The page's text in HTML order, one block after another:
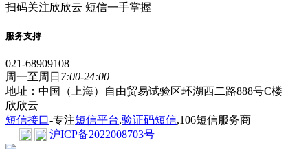
扫码关注欣欣云 短信一手掌握
服务支持
021-68909108
周一至周日 7:00-24:00
地址：中国（上海）自由贸易试验区环湖西二路888号C楼
欣欣云
短信接口-专注短信平台,验证码短信,106短信服务商
沪ICP备2022008703号